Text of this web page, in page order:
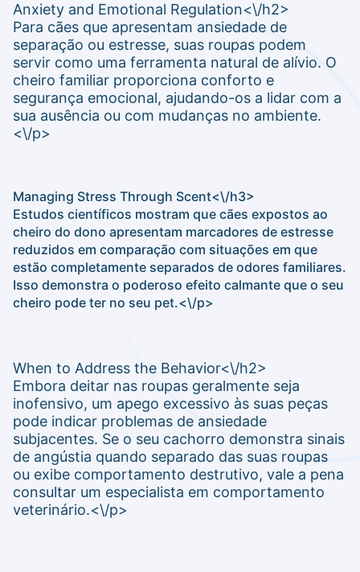
Anxiety and Emotional Regulation<\/h2>
Para cães que apresentam ansiedade de
separação ou estresse, suas roupas podem
servir como uma ferramenta natural de alívio. O
cheiro familiar proporciona conforto e
segurança emocional, ajudando-os a lidar com a
sua ausência ou com mudanças no ambiente.
<\/p>
Managing Stress Through Scent<\/h3>
Estudos científicos mostram que cães expostos ao
cheiro do dono apresentam marcadores de estresse
reduzidos em comparação com situações em que
estão completamente separados de odores familiares.
Isso demonstra o poderoso efeito calmante que o seu
cheiro pode ter no seu pet.<\/p>
When to Address the Behavior<\/h2>
Embora deitar nas roupas geralmente seja
inofensivo, um apego excessivo às suas peças
pode indicar problemas de ansiedade
subjacentes. Se o seu cachorro demonstra sinais
de angústia quando separado das suas roupas
ou exibe comportamento destrutivo, vale a pena
consultar um especialista em comportamento
veterinário.<\/p>